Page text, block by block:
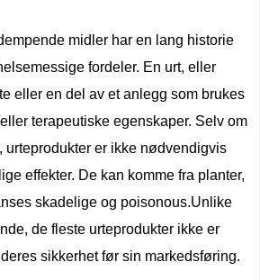
midler har en lang historie
fordeler. En urt, eller
eller en del av et anlegg som brukes
terapeutiske egenskaper. Selv om
urteprodukter er ikke nødvendigvis
effekter. De kan komme fra planter,
skadelige og poisonous.Unlike
de fleste urteprodukter ikke er
sikkerhet før sin markedsføring.